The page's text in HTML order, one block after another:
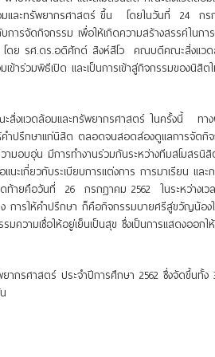
และทรัพยากรศาสตร์ ขึ้น โดยในวันที่ 24 กร
การจัดกิจกรรม เพื่อให้เกิดความสร้างสรรค์ในก
ดย รศ.ดร.อดิศักด์ สิงห์สีโว คณบดีคณะสิ่งแวด
ร่วมพิธีเปิด และเป็นการเข้าสู่กิจกรรมของนิสิตใ
ะสิ่งแวดล้อมและทรัพยากรศาสตร์ ในครั้งนี้ ท
ำปรึกษาแก่นิสิต ตลอดจนสอดส่องดูแลการจัด
อบอุ่น มีการทำงานร่วมกันระหว่างทีมสโมสรนิ
นะเกี่ยวกับระเบียบการแต่งการ การมาเรียน และ
ท้ายคือวันที่ 26 กรกฎาคม 2562 ในระหว่างเว
การให้คำปรึกษา ก็คือกิจกรรมบายศรีสู่ขวัญน้อ
วามเชื่อให้อยู่เย็นเป็นสุข ซึ่งเป็นการแสดงออกใ
กรศาสตร์ ประจำปีการศึกษา 2562 ซึ่งจัดขึ้นทั้ง